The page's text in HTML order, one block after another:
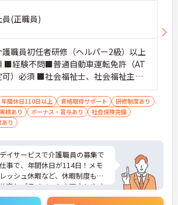
員(正職員)
職員初任者研修（ヘルパー2級）以上
■経験不問■普通自動車運転免許（AT
可）必須 ■社会福祉士、社会福祉主事
資格あれば尚可
年間休日110日以上 資格取得サポート
研修制度あり
績あり
ボーナス・賞与あり
社会保険完備
り
イサービスで介護職員の募集で
事で、年間休日が114日！メモ
ッシュ休暇など、休暇制度も充
事とプライベートを両立しやす
福利厚生も充実しており、永年